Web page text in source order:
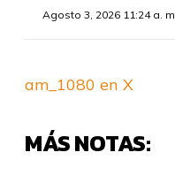
Agosto 3, 2026 11:24 a. m.
am_1080 en X
MÁS NOTAS: